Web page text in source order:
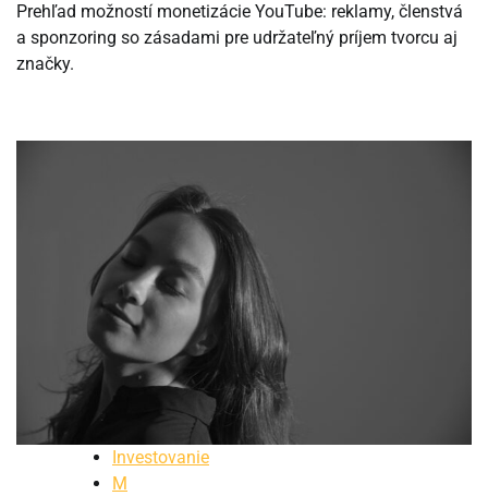
Prehľad možností monetizácie YouTube: reklamy, členstvá
a sponzoring so zásadami pre udržateľný príjem tvorcu aj
značky.
Investovanie
M